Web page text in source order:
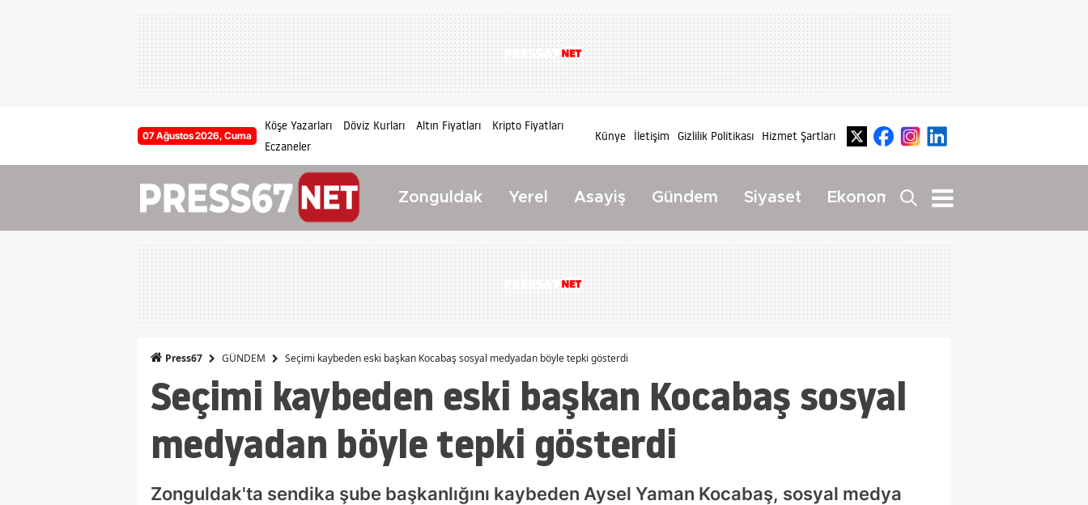
07 Ağustos 2026, Cuma
Köşe Yazarları Döviz Kurları Altın Fiyatları
Kripto Fiyatları
Eczaneler
Künye İletişim Gizlilik Politikası Hizmet Şartları
Zonguldak Yerel Asayiş Gündem Siyaset Ekonomi Yaşam
Press67 GÜNDEM Seçimi kaybeden eski başkan Kocabaş sosyal medyadan böyle tepki gösterdi
Seçimi kaybeden eski başkan Kocabaş sosyal
medyadan böyle tepki gösterdi
Zonguldak'ta sendika şube başkanlığını kaybeden Aysel Yaman Kocabaş, sosyal medya